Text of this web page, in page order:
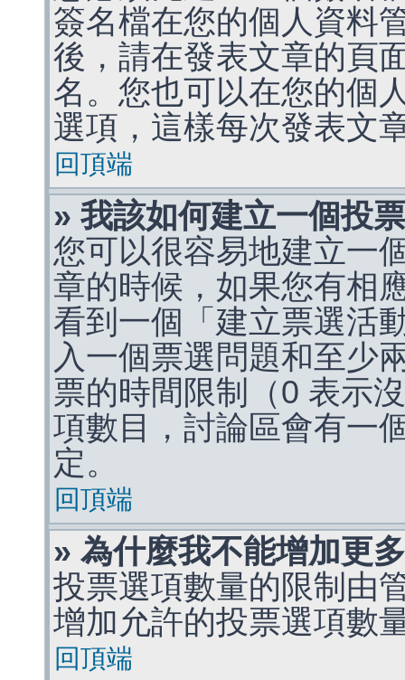
簽名檔在您的個人資料
後，請在發表文章的頁
名。您也可以在您的個
選項，這樣每次發表文
回頂端
» 我該如何建立一個投
您可以很容易地建立一
章的時候，如果您有相
看到一個「建立票選活
入一個票選問題和至少
票的時間限制（0 表示
項數目，討論區會有一
定。
回頂端
» 為什麼我不能增加更
投票選項數量的限制由
增加允許的投票選項數
回頂端